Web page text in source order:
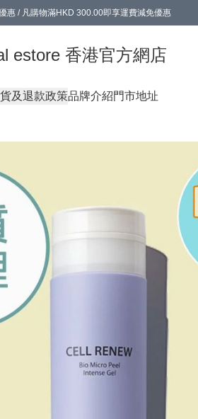
惠 / 凡購物滿HKD 300.00即享運費減免優惠
estore 香港官方網店
及退款政策品牌介紹門市地址